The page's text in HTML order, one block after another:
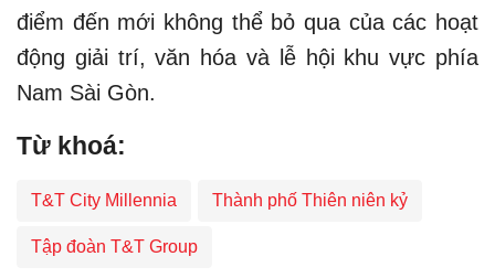
điểm đến mới không thể bỏ qua của các hoạt
động giải trí, văn hóa và lễ hội khu vực phía
Nam Sài Gòn.
Từ khoá:
T&T City Millennia Thành phố Thiên niên kỷ
Tập đoàn T&T Group